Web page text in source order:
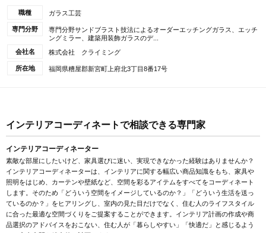
職種 ガラス工芸
専門分野
専門分野サンドブラスト技法によるオーダーエッチングガラス、エッチ
ングミラー、建築用装飾ガラスのデ...
会社名
株式会社 クライミング
所在地 福岡県糟屋郡新宮町上府北3丁目8番17号
インテリアコーディネートで相談できる専門家
インテリアコーディネーター
素敵な部屋にしたいけど、家具選びに迷い、実現できなかった経験はありませんか？
インテリアコーディネーターは、インテリアに関する幅広い商品知識をもち、家具や
照明をはじめ、カーテンや壁紙など、空間を彩るアイテムをすべてをコーディネート
します。そのため「どういう空間をイメージしているのか？」「どういう生活を送っ
ているのか？」をヒアリングし、室内の見た目だけでなく、住む人のライフスタイル
に合った最適な空間づくりをご提案することができます。インテリア計画の作成や商
品選択のアドバイスをおこない、住む人が「暮らしやすい」「快適だ」と感じるよう